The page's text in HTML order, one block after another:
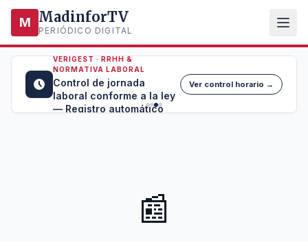
M MadinforTV
PERIÓDICO DIGITAL
VERIGEST · RRHH &
NORMATIVA LABORAL
Control de jornada
laboral conforme a la ley
— Registro automático
Ver control horario →
📰